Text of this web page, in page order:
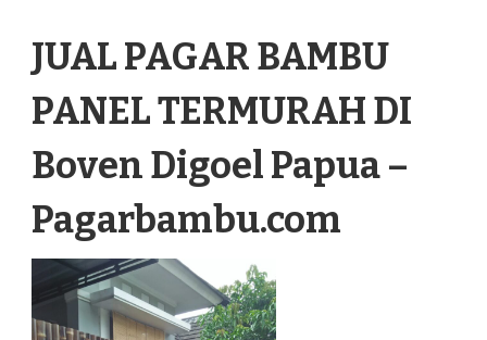
PANEL
TERMURAH
BOVEN
DIGOEL
JUAL PAGAR BAMBU
PANEL TERMURAH DI
Boven Digoel Papua –
Pagarbambu.com